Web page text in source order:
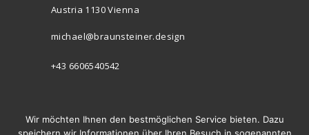
Austria 1130 Vienna
michael@braunsteiner.design
+43 6606540542
INSTAGRAM
Wir möchten Ihnen den bestmöglichen Service bieten. Dazu